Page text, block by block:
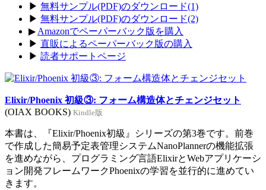
▶ 無料サンプル(PDF)のダウンロード(1)
▶ 無料サンプル(PDF)のダウンロード(2)
▶ Amazonでペーパーバック版を購入
▶ 直販によるペーパーバック版の購入
▶ 読者サポートページ
Elixir/Phoenix 初級③: フォーム構造体とチェンジセット
(OIAX BOOKS) Kindle版
本書は、『Elixir/Phoenix初級』シリーズの第3巻です。前巻
で作成した簡易予定表管理システムNanoPlannerの機能拡張
を進めながら、プログラミング言語ElixirとWebアプリケーシ
ョン開発フレームワークPhoenixの学習を並行的に進めてい
きます。